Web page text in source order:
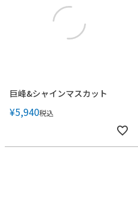
巨峰&シャインマスカット
¥5,940税込